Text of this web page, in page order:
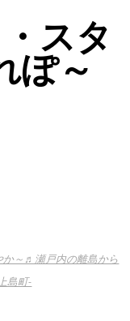
スタ
ぽ～
か～♬瀬戸内の離島から
島町-